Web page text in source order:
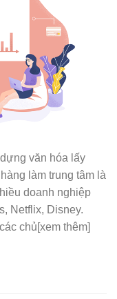
văn hóa lấy
làm trung tâm là
doanh nghiệp
Netflix, Disney.
chủ[xem thêm]